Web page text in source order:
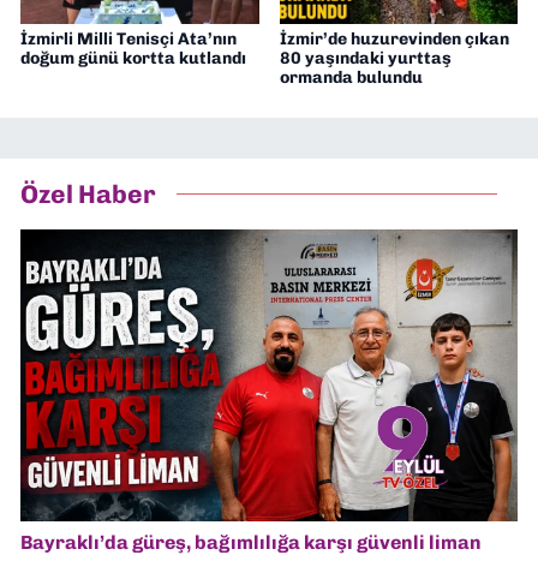
İzmirli Milli Tenisçi Ata’nın
doğum günü kortta kutlandı
İzmir’de huzurevinden çıkan
80 yaşındaki yurttaş
ormanda bulundu
Özel Haber
Bayraklı’da güreş, bağımlılığa karşı güvenli liman